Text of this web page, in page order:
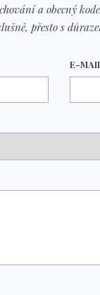
a obecný
přesto s
E-